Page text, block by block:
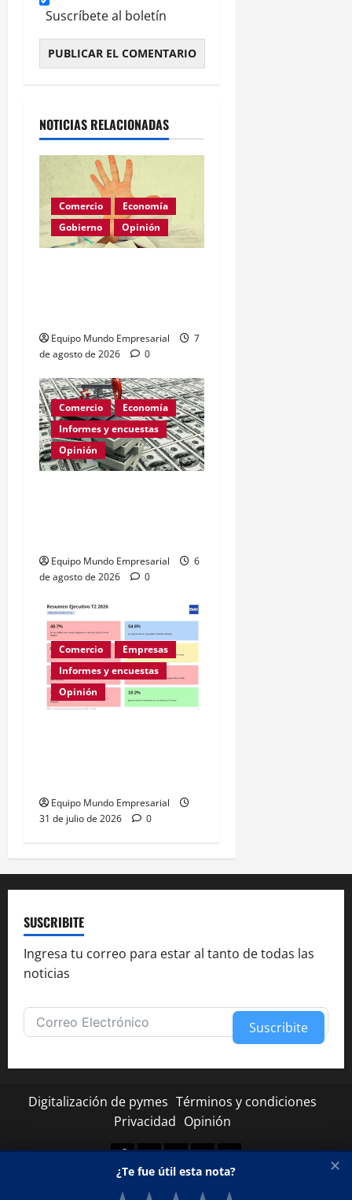
Suscríbete al boletín
NOTICIAS RELACIONADAS
Comercio
Economía
Gobierno
Opinión
Equipo Mundo Empresarial
7
de agosto de 2026
0
Comercio
Economía
Informes y encuestas
Opinión
Equipo Mundo Empresarial
6
de agosto de 2026
0
Comercio
Empresas
Informes y encuestas
Opinión
Equipo Mundo Empresarial
31 de julio de 2026
0
SUSCRIBITE
Ingresa tu correo para estar al tanto de todas las
noticias
Suscribite
Digitalización de pymes Términos y condiciones
Privacidad Opinión
Facebook
TwitterLinkedinYoutubeInstagram
Copyright © Todos los derechos reservados.
✕
¿Te fue útil esta nota?